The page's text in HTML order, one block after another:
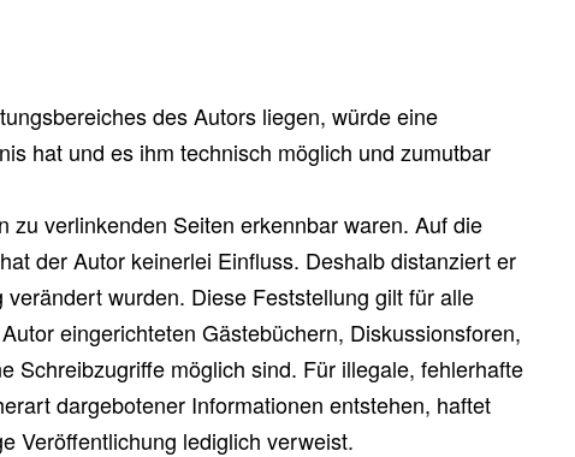
des Autors liegen, würde eine
hat und es ihm technisch möglich und zumutbar
verlinkenden Seiten erkennbar waren. Auf die
der Autor keinerlei Einfluss. Deshalb distanziert er
wurden. Diese Feststellung gilt für alle
eingerichteten Gästebüchern, Diskussionsforen,
Schreibzugriffe möglich sind. Für illegale, fehlerhafte
dargebotener Informationen entstehen, haftet
Veröffentlichung lediglich verweist.